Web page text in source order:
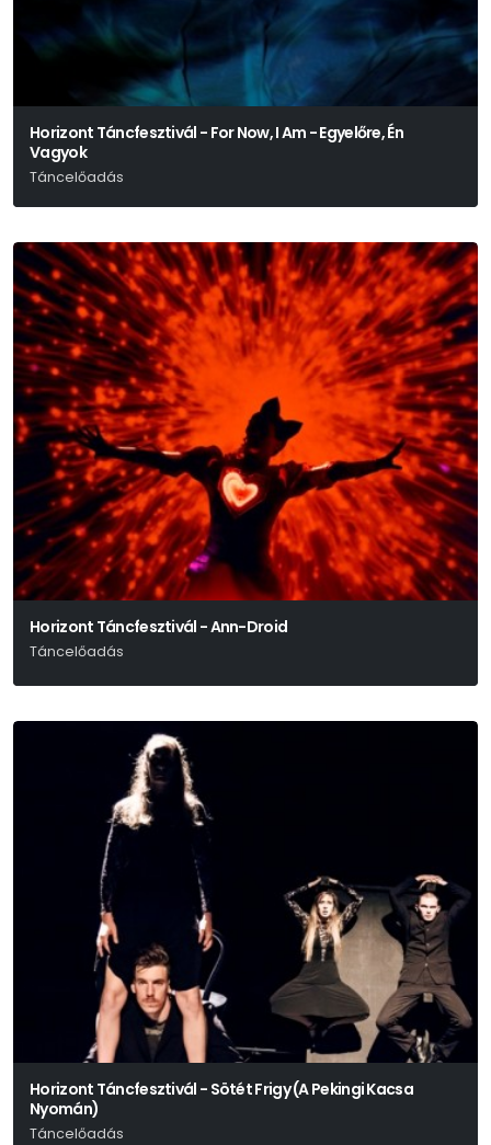
Horizont Táncfesztivál - For Now, I Am - Egyelőre, Én
Vagyok
Táncelőadás
Horizont Táncfesztivál - Ann-Droid
Táncelőadás
Horizont Táncfesztivál - Sötét Frigy (A Pekingi Kacsa
Nyomán)
Táncelőadás